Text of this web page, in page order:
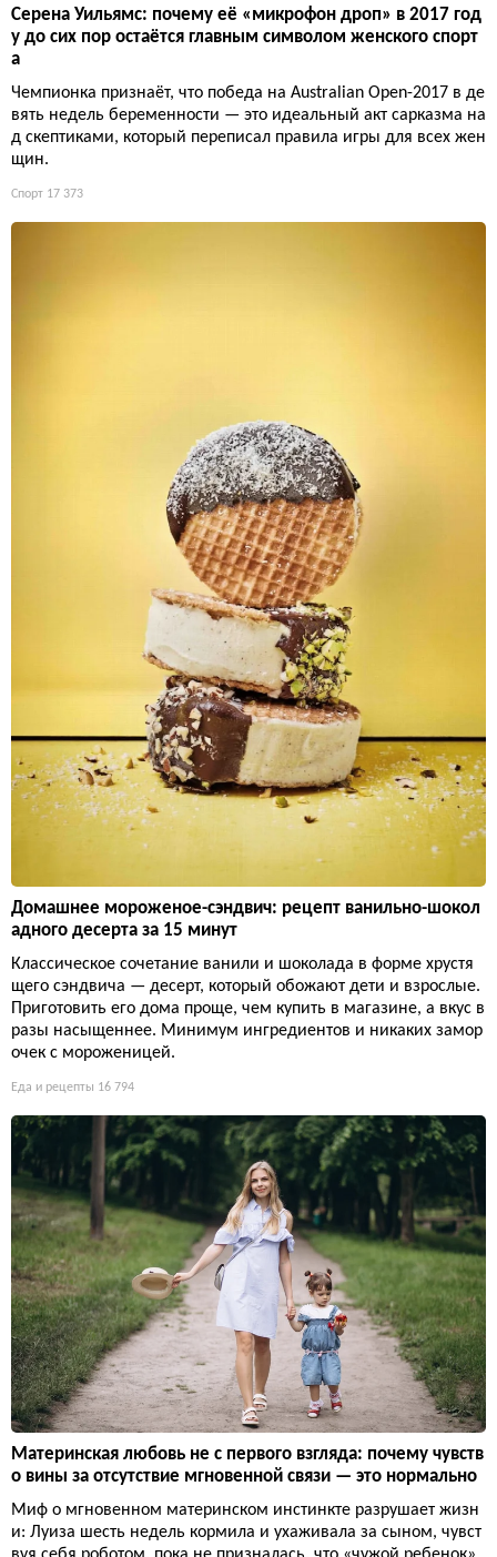
Серена Уильямс: почему её «микрофон дроп» в 2017 год
у до сих пор остаётся главным символом женского спорт
а
Чемпионка признаёт, что победа на Australian Open-2017 в де
вять недель беременности — это идеальный акт сарказма на
д скептиками, который переписал правила игры для всех жен
щин.
Спорт 17 373
Домашнее мороженое-сэндвич: рецепт ванильно-шокол
адного десерта за 15 минут
Классическое сочетание ванили и шоколада в форме хрустя
щего сэндвича — десерт, который обожают дети и взрослые.
Приготовить его дома проще, чем купить в магазине, а вкус в
разы насыщеннее. Минимум ингредиентов и никаких замор
очек с мороженицей.
Еда и рецепты 16 794
Материнская любовь не с первого взгляда: почему чувств
о вины за отсутствие мгновенной связи — это нормально
Миф о мгновенном материнском инстинкте разрушает жизн
и: Луиза шесть недель кормила и ухаживала за сыном, чувст